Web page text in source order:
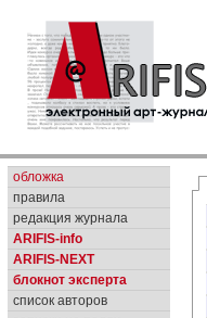
обложка
правила
редакция журнала
ARIFIS-info
ARIFIS-NEXT
блокнот эксперта
список авторов